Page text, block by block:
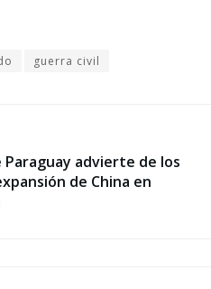
guerra civil
advierte de los
de China en